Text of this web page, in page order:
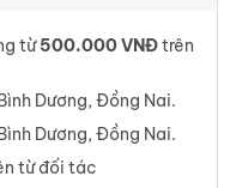
từ500.000 VNĐtrên
Dương, Đồng Nai.
Dương, Đồng Nai.
từ đối tác